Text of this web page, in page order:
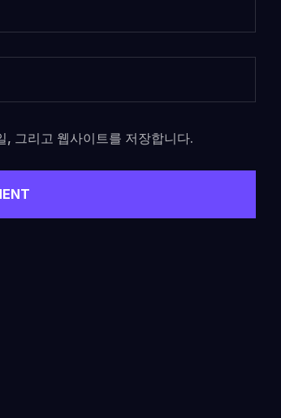
, 그리고 웹사이트를 저장합니다.